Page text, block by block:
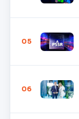
05
06